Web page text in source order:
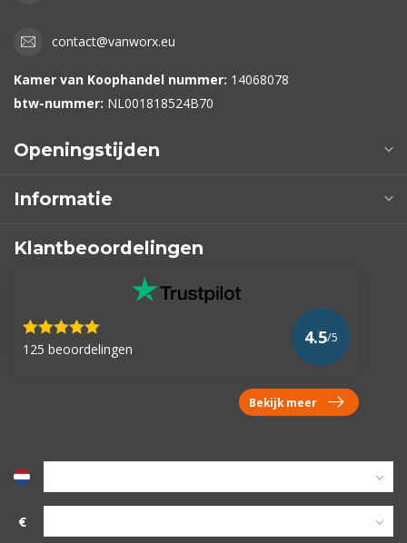
contact@vanworx.eu
Kamer van Koophandel nummer: 14068078
btw-nummer: NL001818524B70
Openingstijden
Informatie
Klantbeoordelingen
125 beoordelingen
4.5/5
Bekijk meer
€